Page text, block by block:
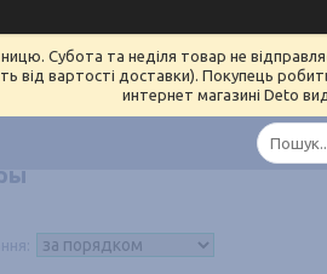
Субота та неділя товар не
від вартості доставки). Покупець
интернет магазині Deto